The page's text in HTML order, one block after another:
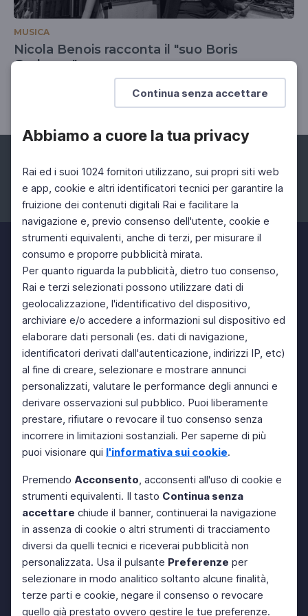
Continua senza accettare
Abbiamo a cuore la tua privacy
Rai ed i suoi 1024 fornitori utilizzano, sui propri siti web
e app, cookie e altri identificatori tecnici per garantire la
fruizione dei contenuti digitali Rai e facilitare la
navigazione e, previo consenso dell'utente, cookie e
strumenti equivalenti, anche di terzi, per misurare il
consumo e proporre pubblicità mirata.
Per quanto riguarda la pubblicità, dietro tuo consenso,
Rai e terzi selezionati possono utilizzare dati di
geolocalizzazione, l'identificativo del dispositivo,
archiviare e/o accedere a informazioni sul dispositivo ed
elaborare dati personali (es. dati di navigazione,
identificatori derivati dall'autenticazione, indirizzi IP, etc)
al fine di creare, selezionare e mostrare annunci
personalizzati, valutare le performance degli annunci e
derivare osservazioni sul pubblico. Puoi liberamente
prestare, rifiutare o revocare il tuo consenso senza
incorrere in limitazioni sostanziali. Per saperne di più
puoi visionare qui l'informativa sui cookie.
Premendo Acconsento, acconsenti all'uso di cookie e
strumenti equivalenti. Il tasto Continua senza
accettare chiude il banner, continuerai la navigazione
in assenza di cookie o altri strumenti di tracciamento
diversi da quelli tecnici e riceverai pubblicità non
personalizzata. Usa il pulsante Preferenze per
selezionare in modo analitico soltanto alcune finalità,
terze parti e cookie, negare il consenso o revocare
quello già prestato ovvero gestire le tue preferenze.
MUSICA
Nicola Benois racconta il "suo Boris
Godunov"
Da "Il Ventaglio", 1960
Facebook Instagram Twitter